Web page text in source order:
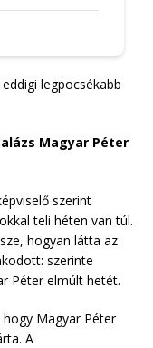
legpocsékabb
Magyar Péter
szerint
teli héten van túl.
hogyan látta az
szerinte
Péter elmúlt hetét.
Magyar Péter
A